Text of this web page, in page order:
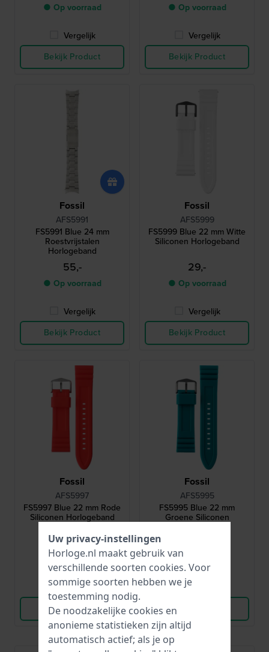
● Op voorraad
Vergelijk
Bekijk Product
● Op voorraad
Vergelijk
Bekijk Product
Fossil
AFS5991
FS5991 Blue 24 mm
Roestvrijstalen
Horlogeband
55,-
● Op voorraad
Vergelijk
Bekijk Product
Fossil
AFS5999
FS5999 Blue 22 mm Witte
Siliconen Horlogeband
29,-
● Op voorraad
Vergelijk
Bekijk Product
Fossil
AFS5997
FS5997 Blue 22 mm Rode
Siliconen Horlogeband
29,-
● Op voorraad
Vergelijk
Bekijk Product
Fossil
AFS5995
FS5995 Blue 22 mm
Groene Siliconen
● Op voorraad
Vergelijk
Bekijk Product
Uw privacy-instellingen
Horloge.nl maakt gebruik van
verschillende soorten cookies. Voor
sommige soorten hebben we je
toestemming nodig.
De noodzakelijke cookies en
anonieme statistieken zijn altijd
automatisch actief; als je op